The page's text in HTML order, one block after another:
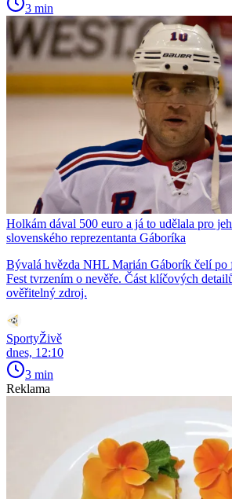
3 min
Holkám dával 500 euro a já to udělala pro
slovenského reprezentanta Gáboríka
Bývalá hvězda NHL Marián Gáborík čelí po
Fest tvrzením o nevěře. Část klíčových
ověřitelný zdroj.
SportyŽivě
dnes, 12:10
3 min
Reklama